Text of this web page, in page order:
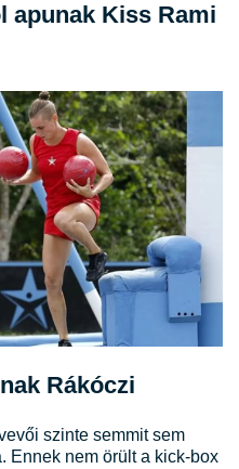
apunak Kiss Rami
Rákóczi
szinte semmit sem
Ennek nem örült a kick-box